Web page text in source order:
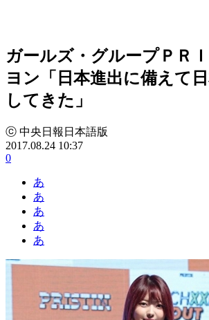
ガールズ・グループＰＲ
ヨン「日本進出に備えて
してきた」
ⓒ 中央日報日本語版
2017.08.24 10:37
0
あ
あ
あ
あ
あ